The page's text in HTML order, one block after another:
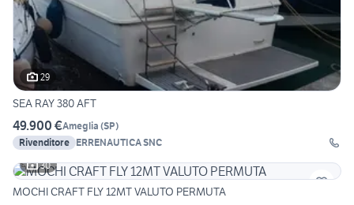
29
SEA RAY 380 AFT
49.900 €Ameglia (SP)
Rivenditore ERRENAUTICA SNC
30
MOCHI CRAFT FLY 12MT VALUTO PERMUTA